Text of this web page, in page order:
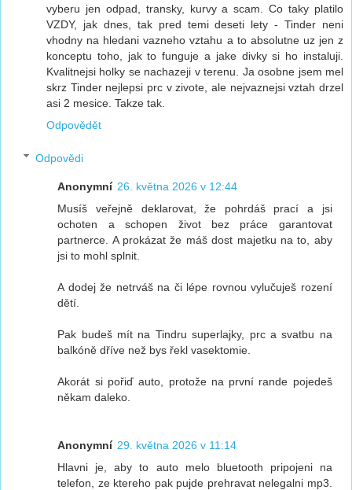
vyberu jen odpad, transky, kurvy a scam. Co taky platilo
VZDY, jak dnes, tak pred temi deseti lety - Tinder neni
vhodny na hledani vazneho vztahu a to absolutne uz jen z
konceptu toho, jak to funguje a jake divky si ho instaluji.
Kvalitnejsi holky se nachazeji v terenu. Ja osobne jsem mel
skrz Tinder nejlepsi prc v zivote, ale nejvaznejsi vztah drzel
asi 2 mesice. Takze tak.
Odpovědět
Odpovědi
Anonymní 26. května 2026 v 12:44
Musíš veřejně deklarovat, že pohrdáš prací a jsi
ochoten a schopen život bez práce garantovat
partnerce. A prokázat že máš dost majetku na to, aby
jsi to mohl splnit.
A dodej že netrváš na či lépe rovnou vylučuješ rození
dětí.
Pak budeš mít na Tindru superlajky, prc a svatbu na
balkóně dříve než bys řekl vasektomie.
Akorát si pořiď auto, protože na první rande pojedeš
někam daleko.
Anonymní 29. května 2026 v 11:14
Hlavni je, aby to auto melo bluetooth pripojeni na
telefon, ze ktereho pak pujde prehravat nelegalni mp3.